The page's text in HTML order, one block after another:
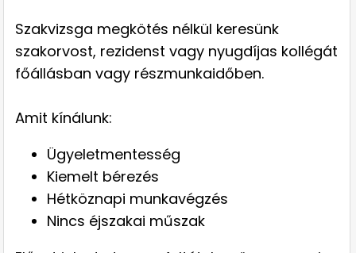
Szakvizsga megkötés nélkül keresünk
szakorvost, rezidenst vagy nyugdíjas kollégát
főállásban vagy részmunkaidőben.
Amit kínálunk:
Ügyeletmentesség
Kiemelt bérezés
Hétköznapi munkavégzés
Nincs éjszakai műszak